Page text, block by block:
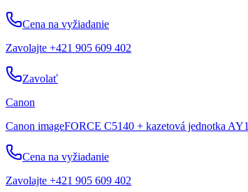
Cena na vyžiadanie
Zavolajte +421 905 609 402
Zavolať
Canon
Canon imageFORCE C5140 + kazetová jednotka AY1
Cena na vyžiadanie
Zavolajte +421 905 609 402